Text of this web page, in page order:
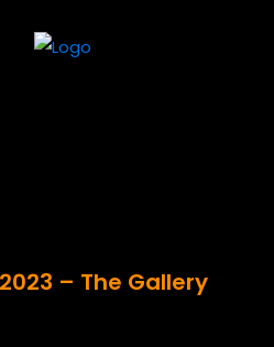
– The Gallery